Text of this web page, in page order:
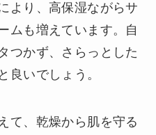
より、高保湿ながらサ
ムも増えています。自
つかず、さらっとした
良いでしょう。
て、乾燥から肌を守る